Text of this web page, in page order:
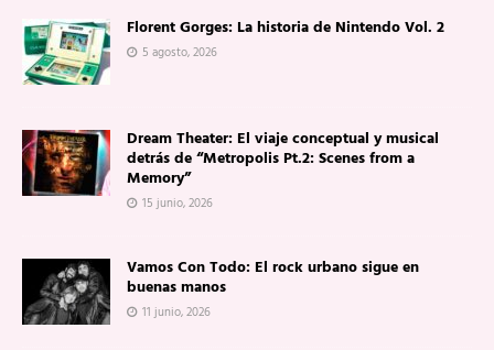
Florent Gorges: La historia de Nintendo Vol. 2
5 agosto, 2026
Dream Theater: El viaje conceptual y musical
detrás de “Metropolis Pt.2: Scenes from a
Memory”
15 junio, 2026
Vamos Con Todo: El rock urbano sigue en
buenas manos
11 junio, 2026